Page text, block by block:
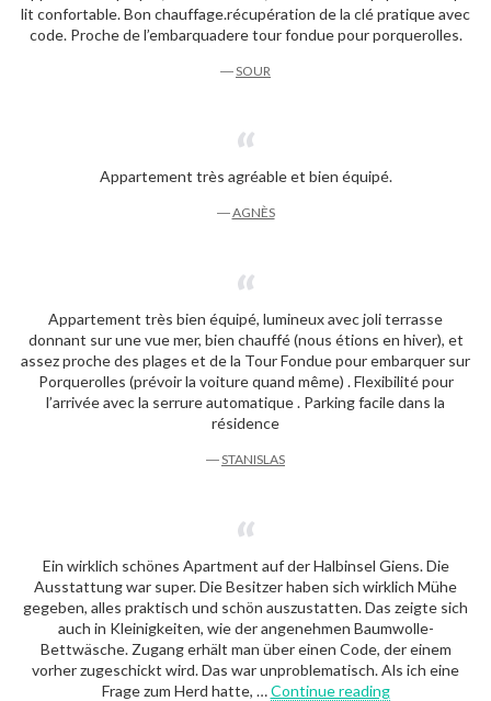
lit confortable. Bon chauffage.récupération de la clé pratique avec
code. Proche de l’embarquadere tour fondue pour porquerolles.
―SOUR
Appartement très agréable et bien équipé.
―AGNÈS
Appartement très bien équipé, lumineux avec joli terrasse
donnant sur une vue mer, bien chauffé (nous étions en hiver), et
assez proche des plages et de la Tour Fondue pour embarquer sur
Porquerolles (prévoir la voiture quand même) . Flexibilité pour
l’arrivée avec la serrure automatique . Parking facile dans la
résidence
―STANISLAS
Ein wirklich schönes Apartment auf der Halbinsel Giens. Die
Ausstattung war super. Die Besitzer haben sich wirklich Mühe
gegeben, alles praktisch und schön auszustatten. Das zeigte sich
auch in Kleinigkeiten, wie der angenehmen Baumwolle-
Bettwäsche. Zugang erhält man über einen Code, der einem
vorher zugeschickt wird. Das war unproblematisch. Als ich eine
Frage zum Herd hatte, …Continue reading“Anette”